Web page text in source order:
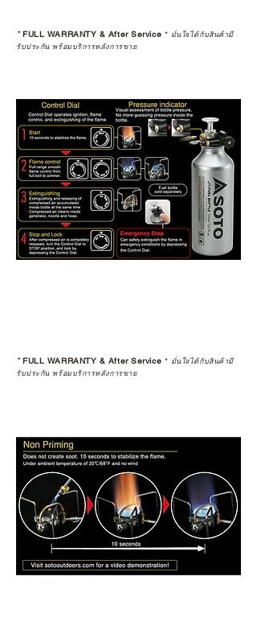
*FULL WARRANTY & After Service * มั่นใจได้กับสินค้ามี
รับประกัน พร้อมบริการหลังการขาย
*FULL WARRANTY & After Service * มั่นใจได้กับสินค้ามี
รับประกัน พร้อมบริการหลังการขาย